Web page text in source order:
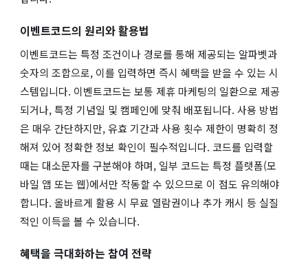
이벤트코드의 원리와 활용법
이벤트코드는 특정 조건이나 경로를 통해 제공되는 알파벳과
숫자의 조합으로, 이를 입력하면 즉시 혜택을 받을 수 있는 시
스템입니다. 이벤트코드는 보통 제휴 마케팅의 일환으로 제공
되거나, 특정 기념일 및 캠페인에 맞춰 배포됩니다. 사용 방법
은 매우 간단하지만, 유효 기간과 사용 횟수 제한이 명확히 정
해져 있어 정확한 정보 확인이 필수적입니다. 코드를 입력할
때는 대소문자를 구분해야 하며, 일부 코드는 특정 플랫폼(모
바일 앱 또는 웹)에서만 작동할 수 있으므로 이 점도 유의해야
합니다. 올바르게 활용 시 무료 열람권이나 추가 캐시 등 실질
적인 이득을 볼 수 있습니다.
혜택을 극대화하는 참여 전략